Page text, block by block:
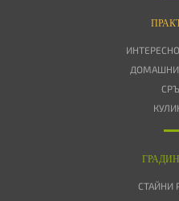
ДОМАШНИ
СТАЙНИ